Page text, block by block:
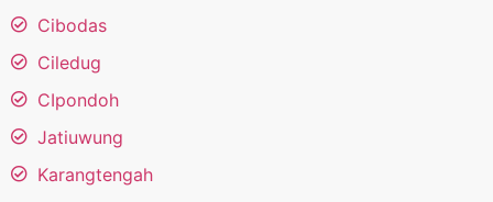
Cibodas
Ciledug
CIpondoh
Jatiuwung
Karangtengah